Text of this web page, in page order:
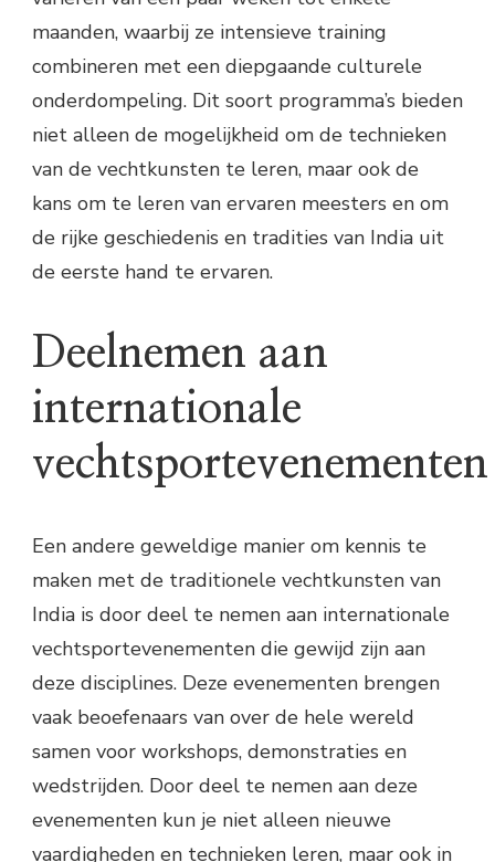
maanden, waarbij ze intensieve training
combineren met een diepgaande culturele
onderdompeling. Dit soort programma’s bieden
niet alleen de mogelijkheid om de technieken
van de vechtkunsten te leren, maar ook de
kans om te leren van ervaren meesters en om
de rijke geschiedenis en tradities van India uit
de eerste hand te ervaren.
Deelnemen aan
internationale
vechtsportevenementen
Een andere geweldige manier om kennis te
maken met de traditionele vechtkunsten van
India is door deel te nemen aan internationale
vechtsportevenementen die gewijd zijn aan
deze disciplines. Deze evenementen brengen
vaak beoefenaars van over de hele wereld
samen voor workshops, demonstraties en
wedstrijden. Door deel te nemen aan deze
evenementen kun je niet alleen nieuwe
vaardigheden en technieken leren, maar ook in